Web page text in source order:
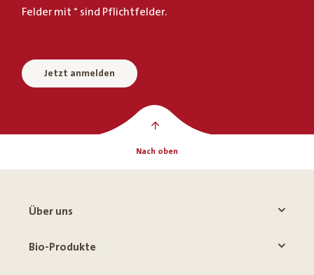
Felder mit * sind Pflichtfelder.
Jetzt anmelden
Nach oben
Über uns
Bio-Produkte